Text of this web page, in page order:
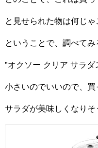
と見せられた物は何じゃ
ということで、調べてみ
”オクソー クリア サラダ
小さいのでいいので、買
サラダが美味しくなりそ